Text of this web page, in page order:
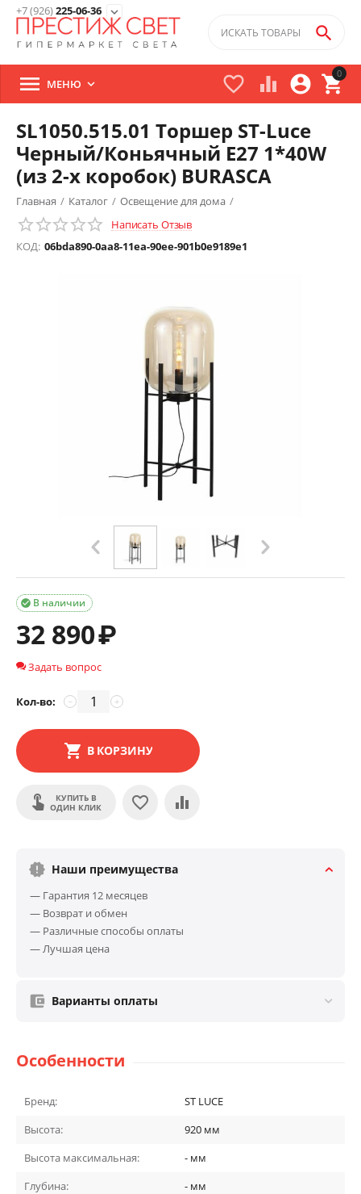
+7 (926)225-06-36 expand_more
0


 

 МЕНЮ 
SL1050.515.01 Торшер ST-Luce
Черный/Коньячный E27 1*40W
(из 2-х коробок) BURASCA
Главная / Каталог / Освещение для дома /
Настольные лампы и торшеры /
Написать Отзыв
КОД: 06bda890-0aa8-11ea-90ee-901b0e9189e1
В наличии

32 890₽
Задать вопрос
Кол-во: +
−
В КОРЗИНУ
КУПИТЬ В
ОДИН КЛИК
Наши преимущества
— Гарантия 12 месяцев
— Возврат и обмен
— Различные способы оплаты
— Лучшая цена
Варианты оплаты
Особенности
Бренд:
ST LUCE
Высота:
920 мм
Высота максимальная:
- мм
Глубина:
- мм